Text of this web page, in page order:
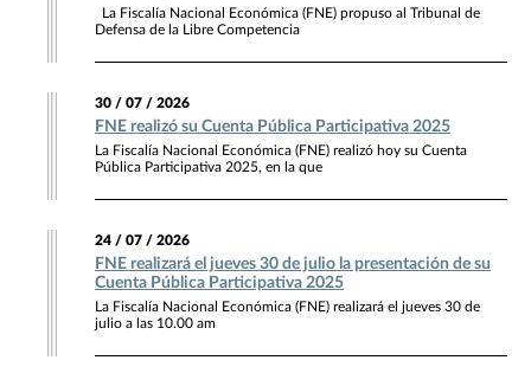
La Fiscalía Nacional Económica (FNE) propuso al Tribunal de
Defensa de la Libre Competencia
30 / 07 / 2026
FNE realizó su Cuenta Pública Participativa 2025
La Fiscalía Nacional Económica (FNE) realizó hoy su Cuenta
Pública Participativa 2025, en la que
24 / 07 / 2026
FNE realizará el jueves 30 de julio la presentación de su
Cuenta Pública Participativa 2025
La Fiscalía Nacional Económica (FNE) realizará el jueves 30 de
julio a las 10.00 am